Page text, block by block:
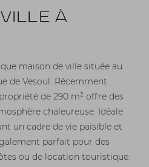
À
maison de ville située au
de Vesoul. Récemment
de 290 m² offre des
chaleureuse. Idéale
un cadre de vie paisible et
parfait pour des
ou de location touristique.